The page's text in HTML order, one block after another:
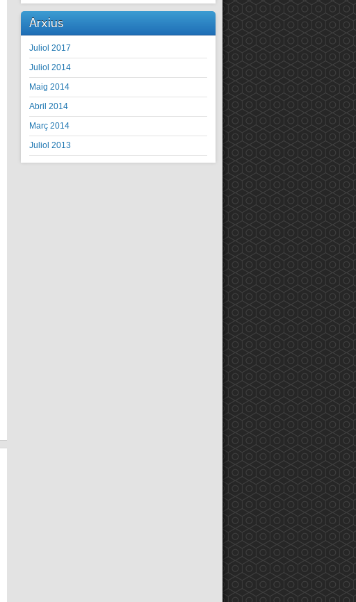
Arxius
Juliol 2017
Juliol 2014
Maig 2014
Abril 2014
Març 2014
Juliol 2013